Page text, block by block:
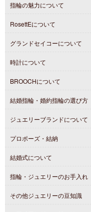
指輪の魅力について
RosettEについて
グランドセイコーについて
時計について
BROOCHについて
結婚指輪・婚約指輪の選び方
ジュエリーブランドについて
プロポーズ・結納
結婚式について
指輪・ジュエリーのお手入れ
その他ジュエリーの豆知識